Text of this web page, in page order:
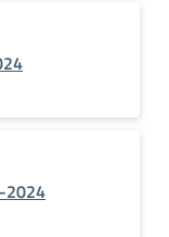
2024